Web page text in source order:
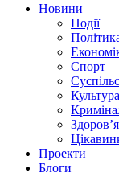
Новини
Події
Спорт
Здоров’я
Проекти
Блоги